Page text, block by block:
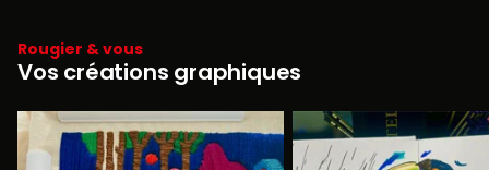
Rougier & vous
Vos créations graphiques